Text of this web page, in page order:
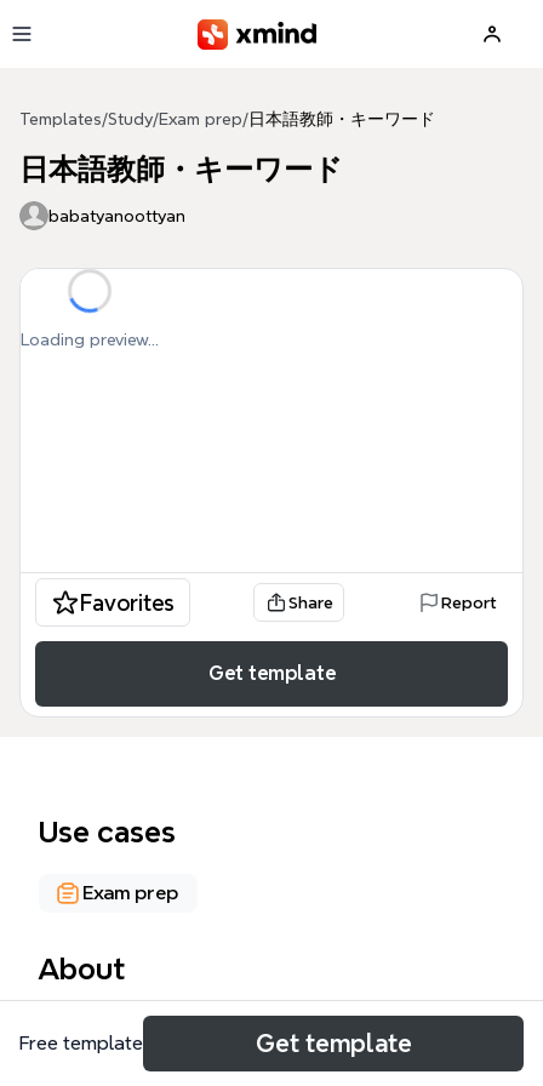
Templates/Study/Exam prep/ 日本語教師・キーワード
日本語教師・キーワード
babatyanoottyan
Loading preview...
Favorites Share Report
Get template
Use cases
Exam prep
About
日本語教師を目指す方や現役教師向けに、日本語教育
能力検定試験の出題範囲を網羅した「日本語教師・キ
Free template Get template